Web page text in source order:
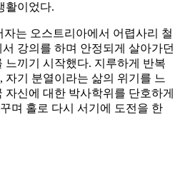
활이었다.
는 오스트리아에서 어렵사리 철
강의를 하며 안정되게 살아가던
느끼기 시작했다. 지루하게 반복
자기 분열이라는 삶의 위기를 느
신에 대한 박사학위를 단호하게
며 홀로 다시 서기에 도전을 한